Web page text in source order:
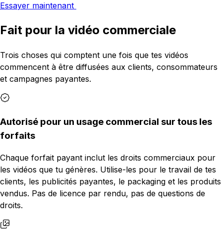
Essayer maintenant
Fait pour la vidéo commerciale
Trois choses qui comptent une fois que tes vidéos
commencent à être diffusées aux clients, consommateurs
et campagnes payantes.
Autorisé pour un usage commercial sur tous les
forfaits
Chaque forfait payant inclut les droits commerciaux pour
les vidéos que tu génères. Utilise-les pour le travail de tes
clients, les publicités payantes, le packaging et les produits
vendus. Pas de licence par rendu, pas de questions de
droits.